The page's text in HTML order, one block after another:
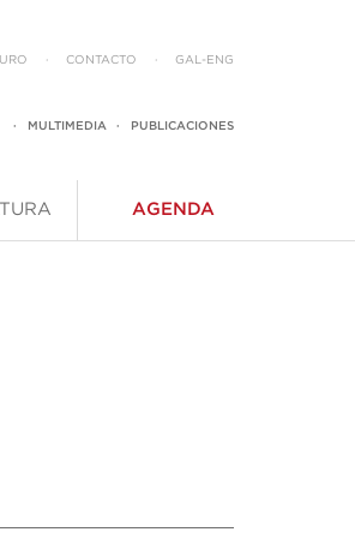
· CONTACTO · GAL- ENG
· MULTIMEDIA · PUBLICACIONES
AGENDA